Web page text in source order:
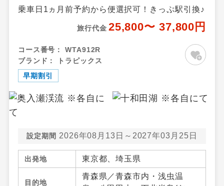
乗車日1ヵ月前予約から便選択可！きっぷ駅引換♪
旅行代金 25,800〜 37,800円
コース番号：
WTA912R
ブランド：
トラピックス
早期割引
設定期間 2026年08月13日～2027年03月25日
出発地 東京都、埼玉県
目的地
青森県／青森市内・浅虫温